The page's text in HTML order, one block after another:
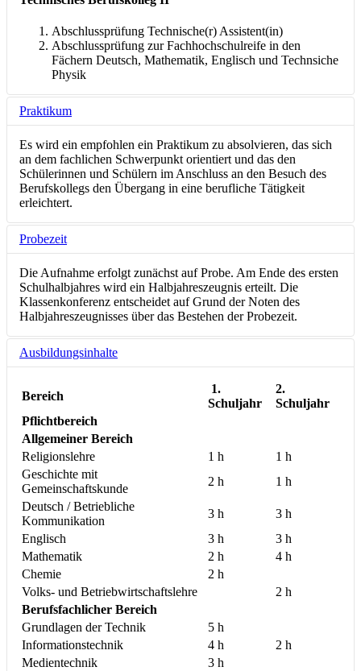
Abschlussprüfung Technische(r) Assistent(in)
Abschlussprüfung zur Fachhochschulreife in den
Fächern Deutsch, Mathematik, Englisch und Technsiche
Physik
Praktikum
Es wird ein empfohlen ein Praktikum zu absolvieren, das sich
an dem fachlichen Schwerpunkt orientiert und das den
Schülerinnen und Schülern im Anschluss an den Besuch des
Berufskollegs den Übergang in eine berufliche Tätigkeit
erleichtert.
Probezeit
Die Aufnahme erfolgt zunächst auf Probe. Am Ende des ersten
Schulhalbjahres wird ein Halbjahreszeugnis erteilt. Die
Klassenkonferenz entscheidet auf Grund der Noten des
Halbjahreszeugnisses über das Bestehen der Probezeit.
Ausbildungsinhalte
Bereich
1.
Schuljahr
2.
Schuljahr
Pflichtbereich
Allgemeiner Bereich
Religionslehre
1 h
1 h
Geschichte mit
Gemeinschaftskunde
2 h
1 h
Deutsch / Betriebliche
Kommunikation
3 h
3 h
Englisch
3 h
3 h
Mathematik
2 h
4 h
Chemie
2 h
Volks- und Betriebwirtschaftslehre
2 h
Berufsfachlicher Bereich
Grundlagen der Technik
5 h
Informationstechnik
4 h
2 h
Medientechnik
3 h